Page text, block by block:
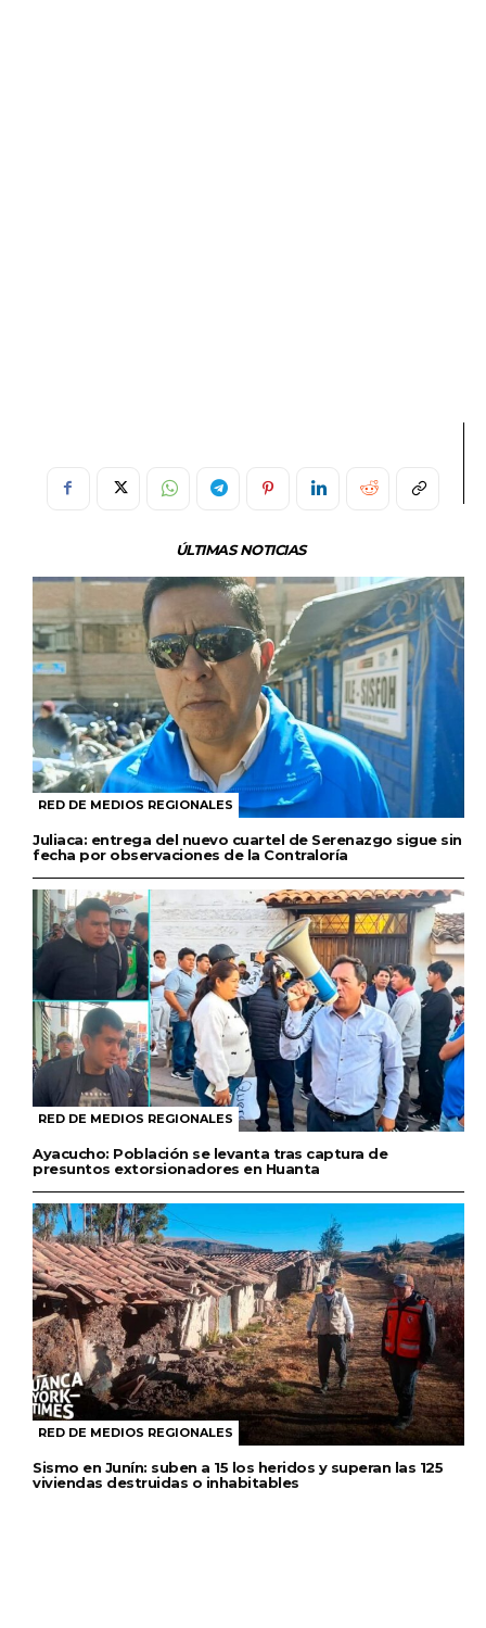
ÚLTIMAS NOTICIAS
RED DE MEDIOS REGIONALES
Juliaca: entrega del nuevo cuartel de Serenazgo sigue sin
fecha por observaciones de la Contraloría
RED DE MEDIOS REGIONALES
Ayacucho: Población se levanta tras captura de
presuntos extorsionadores en Huanta
RED DE MEDIOS REGIONALES
Sismo en Junín: suben a 15 los heridos y superan las 125
viviendas destruidas o inhabitables